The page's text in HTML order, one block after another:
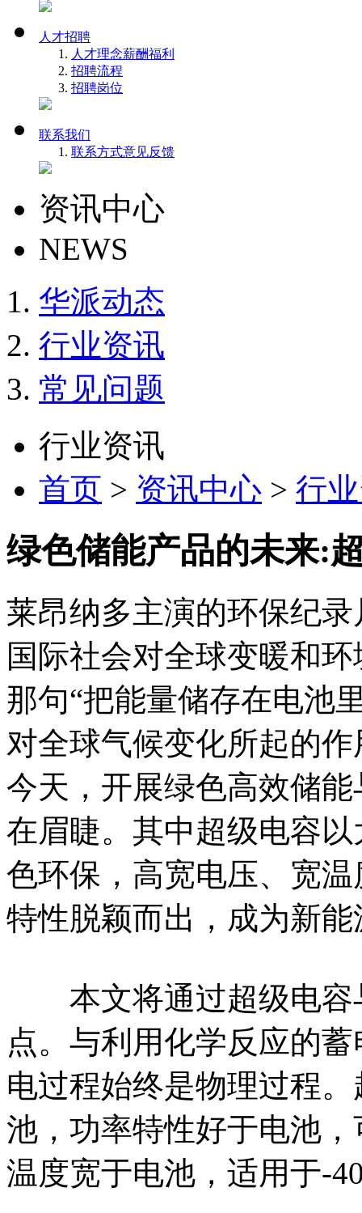
人才招聘
人才理念薪酬福利
招聘流程
招聘岗位
联系我们
联系方式意见反馈
资讯中心
NEWS
华派动态
行业资讯
常见问题
行业资讯
首页 > 资讯中心 > 行
绿色储能产品的未来:
莱昂纳多主演的环保纪
国际社会对全球变暖和
那句“把能量储存在电池
对全球气候变化所起的
今天，开展绿色高效储
在眉睫。其中超级电容
色环保，高宽电压、宽
特性脱颖而出，成为新
本文将通过超级电容
点。与利用化学反应的
电过程始终是物理过程
池，功率特性好于电池
温度宽于电池，适用于-